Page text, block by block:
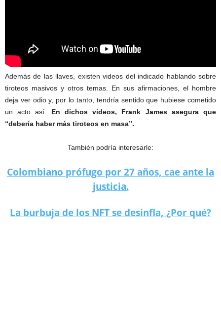
Además de las llaves, existen videos del indicado hablando sobre
tiroteos masivos y otros temas. En sus afirmaciones, el hombre
deja ver odio y, por lo tanto, tendría sentido que hubiese cometido
un acto así. En dichos videos, Frank James asegura que
“debería haber más tiroteos en masa”.
También podría interesarle:
Colombiano prófugo por 27 años, cae ante la
justicia.
La burbuja de los NFT se desinfla, ¿Por qué?